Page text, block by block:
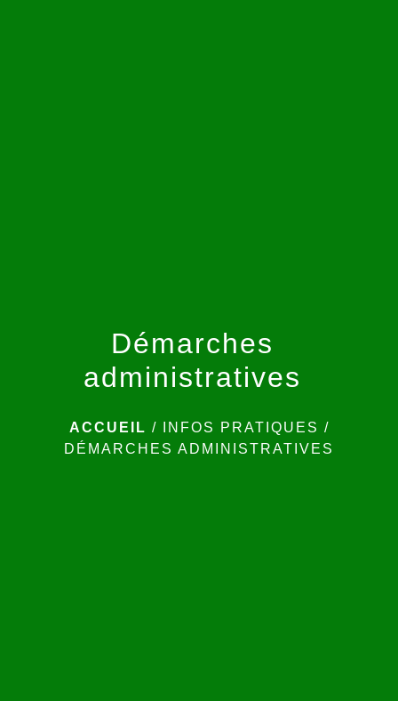
Démarches
administratives
ACCUEIL / INFOS PRATIQUES /
DÉMARCHES ADMINISTRATIVES